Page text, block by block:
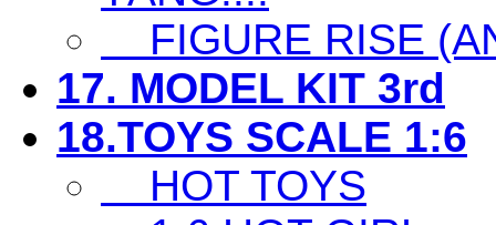
FIGURE RISE
17. MODEL KIT 3rd
18.TOYS SCALE 1:6
HOT TOYS